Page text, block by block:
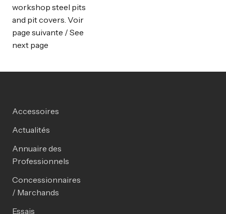
workshop steel pits
and pit covers. Voir
page suivante / See
next page
Accessoires
Actualités
Annuaire des
Professionnels
Concessionnaires
/ Marchands
Essais